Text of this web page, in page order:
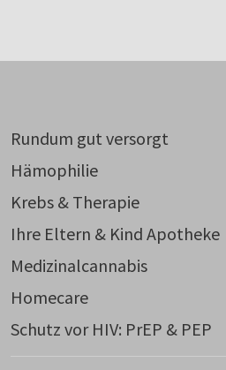
Rundum gut versorgt
Hämophilie
Krebs & Therapie
Ihre Eltern & Kind Apotheke
Medizinalcannabis
Homecare
Schutz vor HIV: PrEP & PEP